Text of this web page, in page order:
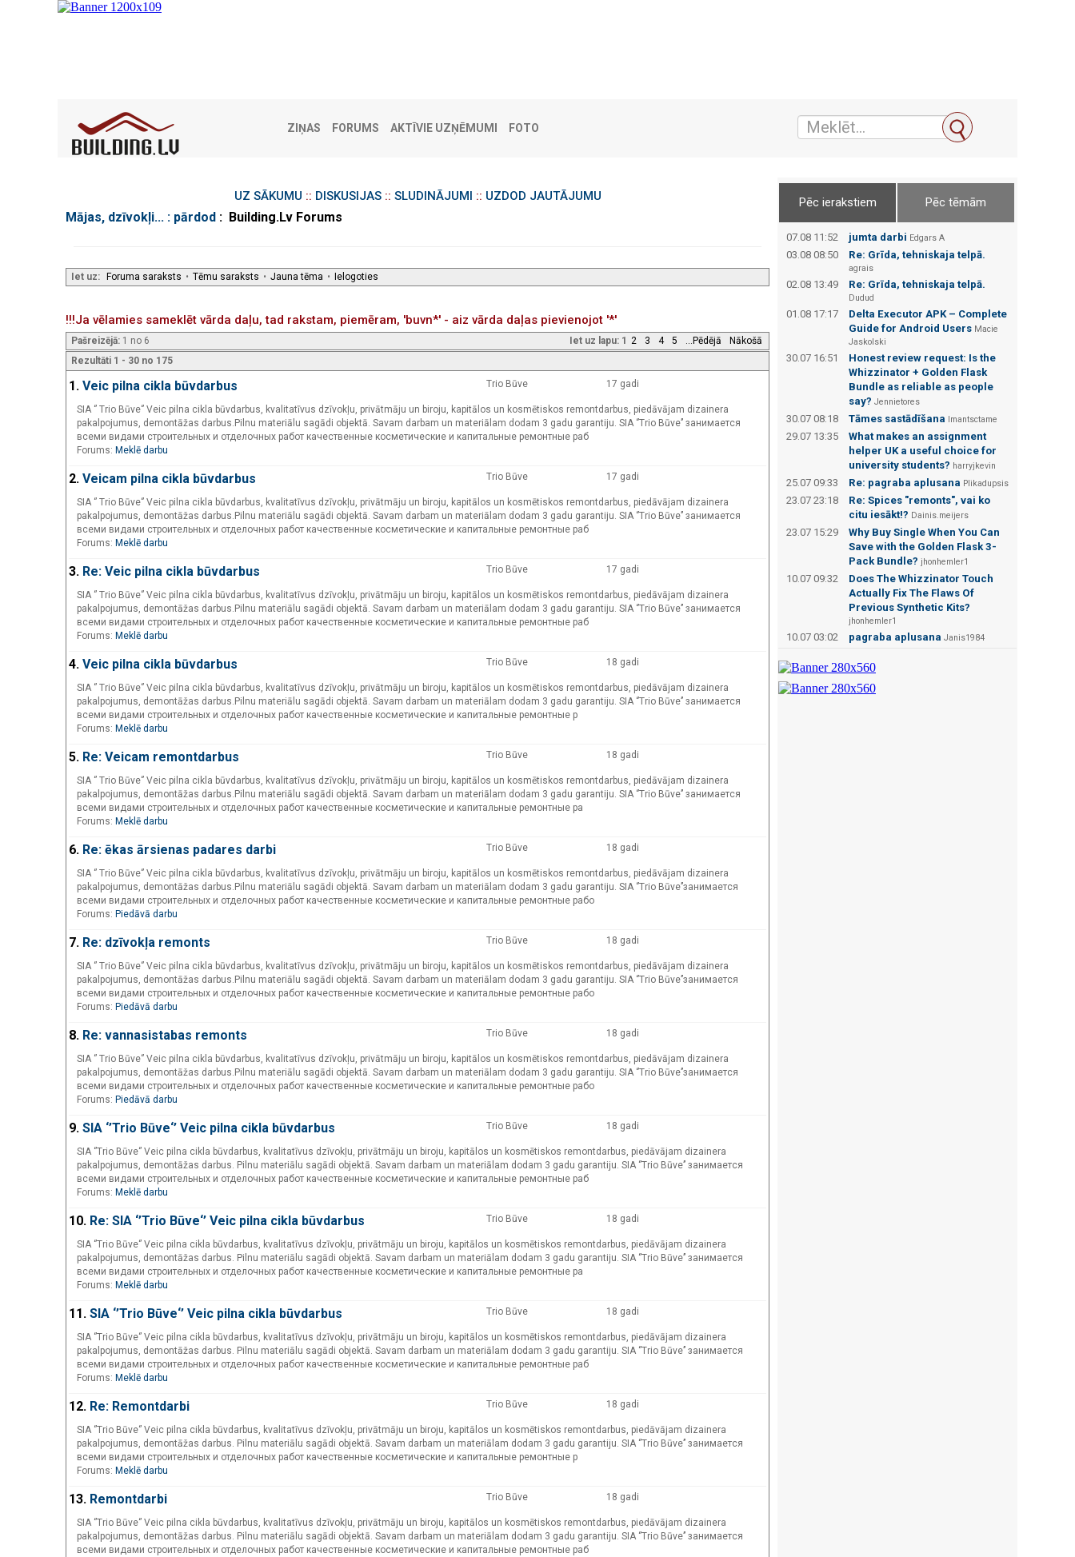
ZIŅAS FORUMS AKTĪVIE UZŅĒMUMI FOTO
UZ SĀKUMU :: DISKUSIJAS:: SLUDINĀJUMI :: UZDOD JAUTĀJUMU
Mājas, dzīvokļi... : pārdod : Building.Lv Forums
Iet uz: Foruma saraksts • Tēmu saraksts • Jauna tēma • Ielogoties
!!!Ja vēlamies sameklēt vārda daļu, tad rakstam, piemēram, 'buvn*' - aiz vārda daļas pievienojot '*'
Iet uz lapu: 1 2 3 4 5 ...Pēdējā Nākošā
Pašreizējā: 1 no 6
Rezultāti 1 - 30 no 175
17 gadi
Trio Būve
1. Veic pilna cikla būvdarbus
SIA ‘’ Trio Būve‘’ Veic pilna cikla būvdarbus, kvalitatīvus dzīvokļu, privātmāju un biroju, kapitālos un kosmētiskos remontdarbus, piedāvājam dizainera
pakalpojumus, demontāžas darbus.Pilnu materiālu sagādi objektā. Savam darbam un materiālam dodam 3 gadu garantiju. SIA ‘’Trio Būve’’ занимается
всеми видами строительных и отделочных работ качественные косметические и капитальные ремонтные раб
Forums: Meklē darbu
17 gadi
Trio Būve
2. Veicam pilna cikla būvdarbus
SIA ‘’ Trio Būve‘’ Veic pilna cikla būvdarbus, kvalitatīvus dzīvokļu, privātmāju un biroju, kapitālos un kosmētiskos remontdarbus, piedāvājam dizainera
pakalpojumus, demontāžas darbus.Pilnu materiālu sagādi objektā. Savam darbam un materiālam dodam 3 gadu garantiju. SIA ‘’Trio Būve’’ занимается
всеми видами строительных и отделочных работ качественные косметические и капитальные ремонтные раб
Forums: Meklē darbu
17 gadi
Trio Būve
3. Re: Veic pilna cikla būvdarbus
SIA ‘’ Trio Būve‘’ Veic pilna cikla būvdarbus, kvalitatīvus dzīvokļu, privātmāju un biroju, kapitālos un kosmētiskos remontdarbus, piedāvājam dizainera
pakalpojumus, demontāžas darbus.Pilnu materiālu sagādi objektā. Savam darbam un materiālam dodam 3 gadu garantiju. SIA ‘’Trio Būve’’ занимается
всеми видами строительных и отделочных работ качественные косметические и капитальные ремонтные раб
Forums: Meklē darbu
18 gadi
Trio Būve
4. Veic pilna cikla būvdarbus
SIA ‘’ Trio Būve‘’ Veic pilna cikla būvdarbus, kvalitatīvus dzīvokļu, privātmāju un biroju, kapitālos un kosmētiskos remontdarbus, piedāvājam dizainera
pakalpojumus, demontāžas darbus.Pilnu materiālu sagādi objektā. Savam darbam un materiālam dodam 3 gadu garantiju. SIA ‘’Trio Būve’’ занимается
всеми видами строительных и отделочных работ качественные косметические и капитальные ремонтные р
Forums: Meklē darbu
18 gadi
Trio Būve
5. Re: Veicam remontdarbus
SIA ‘’ Trio Būve‘’ Veic pilna cikla būvdarbus, kvalitatīvus dzīvokļu, privātmāju un biroju, kapitālos un kosmētiskos remontdarbus, piedāvājam dizainera
pakalpojumus, demontāžas darbus.Pilnu materiālu sagādi objektā. Savam darbam un materiālam dodam 3 gadu garantiju. SIA ‘’Trio Būve’’ занимается
всеми видами строительных и отделочных работ качественные косметические и капитальные ремонтные ра
Forums: Meklē darbu
18 gadi
Trio Būve
6. Re: ēkas ārsienas padares darbi
SIA ‘’ Trio Būve‘’ Veic pilna cikla būvdarbus, kvalitatīvus dzīvokļu, privātmāju un biroju, kapitālos un kosmētiskos remontdarbus, piedāvājam dizainera
pakalpojumus, demontāžas darbus.Pilnu materiālu sagādi objektā. Savam darbam un materiālam dodam 3 gadu garantiju. SIA ‘’Trio Būve’’занимается
всеми видами строительных и отделочных работ качественные косметические и капитальные ремонтные рабо
Forums: Piedāvā darbu
18 gadi
Trio Būve
7. Re: dzīvokļa remonts
SIA ‘’ Trio Būve‘’ Veic pilna cikla būvdarbus, kvalitatīvus dzīvokļu, privātmāju un biroju, kapitālos un kosmētiskos remontdarbus, piedāvājam dizainera
pakalpojumus, demontāžas darbus.Pilnu materiālu sagādi objektā. Savam darbam un materiālam dodam 3 gadu garantiju. SIA ‘’Trio Būve’’занимается
всеми видами строительных и отделочных работ качественные косметические и капитальные ремонтные рабо
Forums: Piedāvā darbu
18 gadi
Trio Būve
8. Re: vannasistabas remonts
SIA ‘’ Trio Būve‘’ Veic pilna cikla būvdarbus, kvalitatīvus dzīvokļu, privātmāju un biroju, kapitālos un kosmētiskos remontdarbus, piedāvājam dizainera
pakalpojumus, demontāžas darbus.Pilnu materiālu sagādi objektā. Savam darbam un materiālam dodam 3 gadu garantiju. SIA ‘’Trio Būve’’занимается
всеми видами строительных и отделочных работ качественные косметические и капитальные ремонтные рабо
Forums: Piedāvā darbu
18 gadi
Trio Būve
9. SIA ‘’Trio Būve‘’ Veic pilna cikla būvdarbus
SIA ‘’Trio Būve‘’ Veic pilna cikla būvdarbus, kvalitatīvus dzīvokļu, privātmāju un biroju, kapitālos un kosmētiskos remontdarbus, piedāvājam dizainera
pakalpojumus, demontāžas darbus. Pilnu materiālu sagādi objektā. Savam darbam un materiālam dodam 3 gadu garantiju. SIA ‘’Trio Būve’’ занимается
всеми видами строительных и отделочных работ качественные косметические и капитальные ремонтные раб
Forums: Meklē darbu
18 gadi
Trio Būve
10. Re: SIA ‘’Trio Būve‘’ Veic pilna cikla būvdarbus
SIA ‘’Trio Būve‘’ Veic pilna cikla būvdarbus, kvalitatīvus dzīvokļu, privātmāju un biroju, kapitālos un kosmētiskos remontdarbus, piedāvājam dizainera
pakalpojumus, demontāžas darbus. Pilnu materiālu sagādi objektā. Savam darbam un materiālam dodam 3 gadu garantiju. SIA ‘’Trio Būve’’ занимается
всеми видами строительных и отделочных работ качественные косметические и капитальные ремонтные ра
Forums: Meklē darbu
18 gadi
Trio Būve
11. SIA ‘’Trio Būve‘’ Veic pilna cikla būvdarbus
SIA ‘’Trio Būve‘’ Veic pilna cikla būvdarbus, kvalitatīvus dzīvokļu, privātmāju un biroju, kapitālos un kosmētiskos remontdarbus, piedāvājam dizainera
pakalpojumus, demontāžas darbus. Pilnu materiālu sagādi objektā. Savam darbam un materiālam dodam 3 gadu garantiju. SIA ‘’Trio Būve’’ занимается
всеми видами строительных и отделочных работ качественные косметические и капитальные ремонтные раб
Forums: Meklē darbu
18 gadi
Trio Būve
12. Re: Remontdarbi
SIA ‘’Trio Būve‘’ Veic pilna cikla būvdarbus, kvalitatīvus dzīvokļu, privātmāju un biroju, kapitālos un kosmētiskos remontdarbus, piedāvājam dizainera
pakalpojumus, demontāžas darbus. Pilnu materiālu sagādi objektā. Savam darbam un materiālam dodam 3 gadu garantiju. SIA ‘’Trio Būve’’ занимается
всеми видами строительных и отделочных работ качественные косметические и капитальные ремонтные р
Forums: Meklē darbu
18 gadi
Trio Būve
13. Remontdarbi
SIA ‘’Trio Būve‘’ Veic pilna cikla būvdarbus, kvalitatīvus dzīvokļu, privātmāju un biroju, kapitālos un kosmētiskos remontdarbus, piedāvājam dizainera
pakalpojumus, demontāžas darbus. Pilnu materiālu sagādi objektā. Savam darbam un materiālam dodam 3 gadu garantiju. SIA ‘’Trio Būve’’ занимается
всеми видами строительных и отделочных работ качественные косметические и капитальные ремонтные раб
Pēc ierakstiem Pēc tēmām
07.08 11:52 jumta darbi Edgars А
03.08 08:50 Re: Grīda, tehniskaja telpā.
agrais
02.08 13:49 Re: Grīda, tehniskaja telpā.
Dudud
01.08 17:17
Delta Executor APK – Complete
Guide for Android Users Macie
Jaskolski
30.07 16:51
Honest review request: Is the
Whizzinator + Golden Flask
Bundle as reliable as people
say? Jennietores
30.07 08:18 Tāmes sastādīšana Imantsctame
29.07 13:35
What makes an assignment
helper UK a useful choice for
university students? harryjkevin
25.07 09:33 Re: pagraba aplusana Plikadupsis
23.07 23:18
Re: Spices "remonts", vai ko
citu iesākt!? Dainis.meijers
23.07 15:29
Why Buy Single When You Can
Save with the Golden Flask 3-
Pack Bundle? jhonhemler1
10.07 09:32
Does The Whizzinator Touch
Actually Fix The Flaws Of
Previous Synthetic Kits?
jhonhemler1
10.07 03:02 pagraba aplusana Janis1984